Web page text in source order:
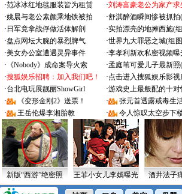
·范冰冰红地毯服装皆为租赁 ·刘涛富豪老公为家产求
·姚晨与老公素颜乘地铁被拍 ·舒淇醉酒瞬间惨被抓拍
· 日军竟拿战俘做活体解剖 ·实拍漂亮的地摊西施(
·盘点网坛大腕的暴烈脾气 ·世界九大罪恶之城(组
·美女办公室遭遇灵异事件 ·李孝利新欢私密视频曝
· 《Nobody》成命案导火索 ·孟庭苇可爱儿子最新照
·搜狐娱乐招聘：加入我们吧！ ·点击进入搜狐娱乐影视
·台北电玩展靓丽ShowGirl ·游戏史上最般配的十对
·
《变形金刚2》送票！ ·
张元首透露戒毒生
·
王岳伦爆李湘胎教 · 令人惊叹太空步下
新版“西游”绝密照 王菲小女儿李嫣曝光 酒井法子